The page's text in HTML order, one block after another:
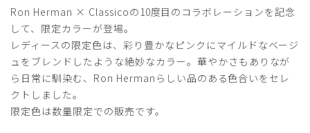
購入確認済み
サイズ感
小さめ
大きめ
ストレッチ感
よく伸びる
伸びない
厚さとても薄い 厚い
以前のユニセックスの方がデザイン、縫製共によかったで
す。
Ron Herman × Classicoの10度目のコラボレーションを記念
して、限定カラーが登場。
レディースの限定色は、彩り豊かなピンクにマイルドなベージ
ュをブレンドしたような絶妙なカラー。華やかさもありなが
ら日常に馴染む、Ron Hermanらしい品のある色合いをセレ
クトしました。
限定色は数量限定での販売です。